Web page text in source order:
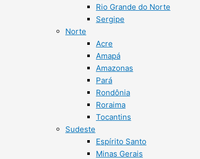
Rio Grande do Norte
Sergipe
Norte
Acre
Amapá
Amazonas
Pará
Rondônia
Roraima
Tocantins
Sudeste
Espírito Santo
Minas Gerais